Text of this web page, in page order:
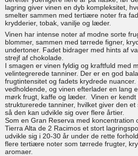
lagring giver vinen en dyb kompleksitet,
smelter sammen med tertiære noter fra
krydderier, tobak, vanilje og læder.
Vinen har intense noter af modne sorte
blommer, sammen med tørrede figner,
undertoner. Fadet bidrager med hints af
strejf af chokolade.
I smagen er vinen fyldig og kraftfuld med
velintegrerede tanniner. Der er en god
frugtintensitet og fadets krydrede
vedholdende, og vinen efterlader en lang
mørk frugt, kaffe og læder. Vinen er kendt
strukturerede tanniner, hvilket giver den et
så den kan udvikle sig over flere årtier.
Som en Gran Reserva med koncentration
Tierra Alta de 2 Racimos et stort
udvikle sig i 20-30 år under de rette
flere tertiære noter som tørrede frugter,
aromaer.